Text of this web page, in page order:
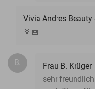
Vivia Andres Beauty
🫶🏾
B.
Frau B. Krüger
sehr